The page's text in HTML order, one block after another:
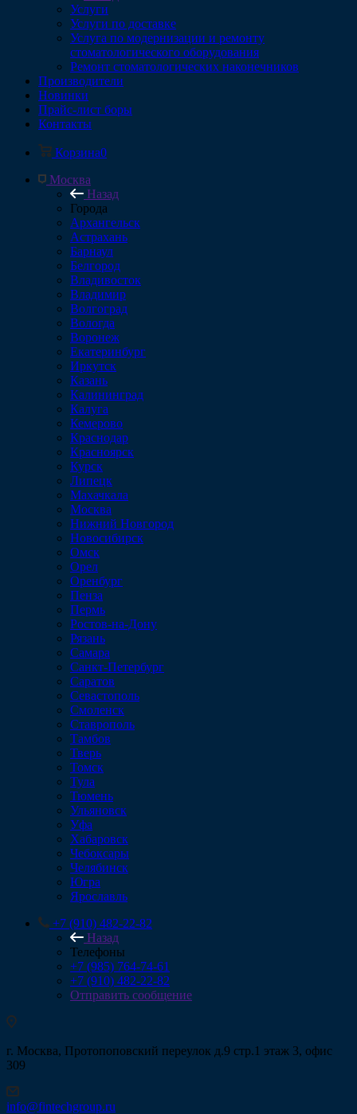
Услуги
Услуги по доставке
Услуга по модернизации и ремонту
стоматологического оборудования
Ремонт стоматологических наконечников
Производители
Новинки
Прайс-лист боры
Контакты
Корзина0
Москва
Назад
Города
Архангельск
Астрахань
Барнаул
Белгород
Владивосток
Владимир
Волгоград
Вологда
Воронеж
Екатеринбург
Иркутск
Казань
Калининград
Калуга
Кемерово
Краснодар
Красноярск
Курск
Липецк
Махачкала
Москва
Нижний Новгород
Новосибирск
Омск
Орел
Оренбург
Пенза
Пермь
Ростов-на-Дону
Рязань
Самара
Санкт-Петербург
Саратов
Севастополь
Смоленск
Ставрополь
Тамбов
Тверь
Томск
Тула
Тюмень
Ульяновск
Уфа
Хабаровск
Чебоксары
Челябинск
Югра
Ярославль
+7 (910) 482-22-82
Назад
Телефоны
+7 (985) 764-74-61
+7 (910) 482-22-82
Отправить сообщение
г. Москва, Протопоповский переулок д.9 стр.1 этаж 3, офис
309
info@fintechgroup.ru